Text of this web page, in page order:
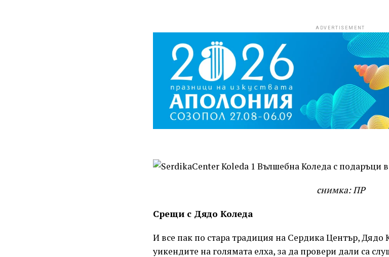
ADVERTISEMENT
снимка: ПР
Срещи с Дядо Коледа
И все пак по стара традиция на Сердика Център, Дядо
уикендите на голямата елха, за да провери дали са